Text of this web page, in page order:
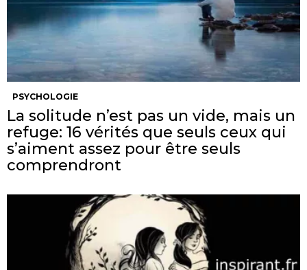
PSYCHOLOGIE
La solitude n’est pas un vide, mais un
refuge: 16 vérités que seuls ceux qui
s’aiment assez pour être seuls
comprendront